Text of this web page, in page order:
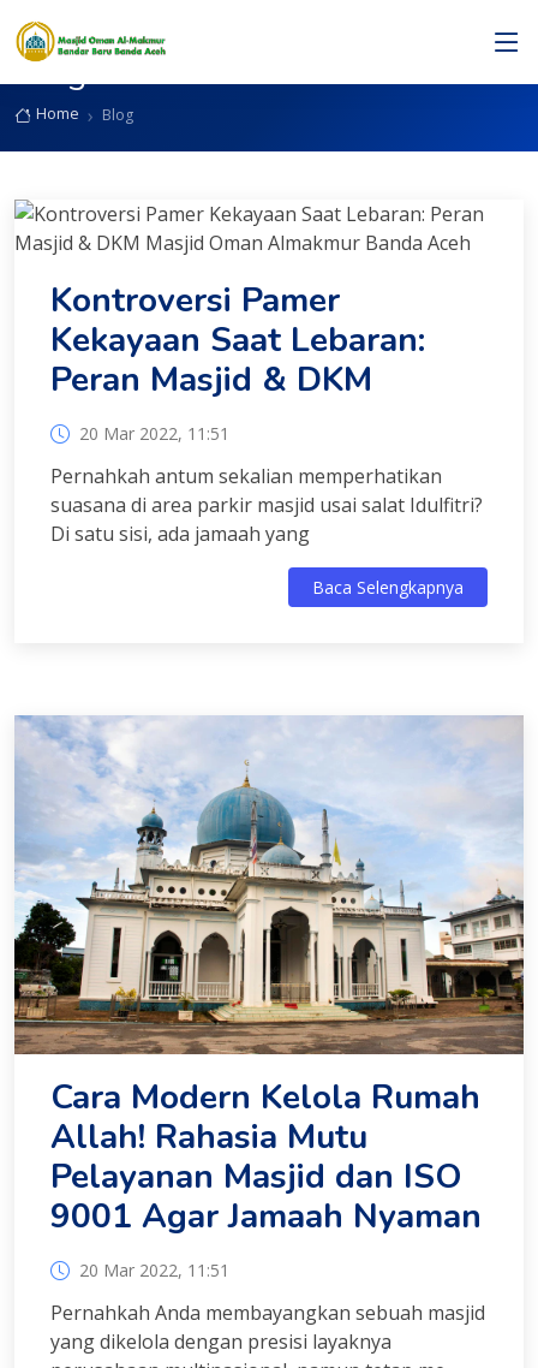
Home Blog
Blog
Kontroversi Pamer
Kekayaan Saat Lebaran:
Peran Masjid & DKM
20 Mar 2022, 11:51
Pernahkah antum sekalian memperhatikan
suasana di area parkir masjid usai salat Idulfitri?
Di satu sisi, ada jamaah yang
Baca Selengkapnya
Cara Modern Kelola Rumah
Allah! Rahasia Mutu
Pelayanan Masjid dan ISO
9001 Agar Jamaah Nyaman
20 Mar 2022, 11:51
Pernahkah Anda membayangkan sebuah masjid
yang dikelola dengan presisi layaknya